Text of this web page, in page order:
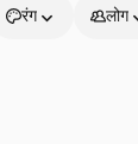
रंग लोग